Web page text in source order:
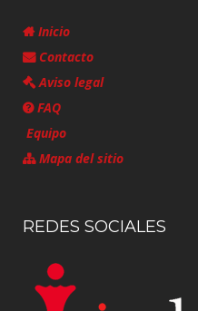
Inicio
Contacto
Aviso legal
FAQ
Equipo
Mapa del sitio
REDES SOCIALES